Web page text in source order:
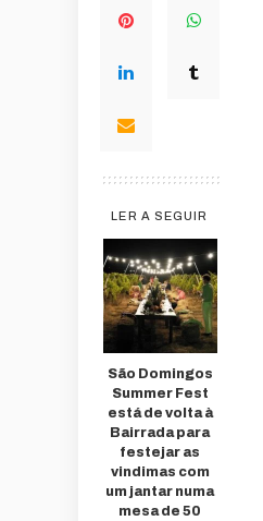
LER A SEGUIR
São Domingos
Summer Fest
está de volta à
Bairrada para
festejar as
vindimas com
um jantar numa
mesa de 50